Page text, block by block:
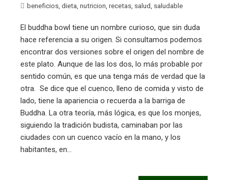
beneficios, dieta, nutricion, recetas, salud, saludable
El buddha bowl tiene un nombre curioso, que sin duda
hace referencia a su origen. Si consultamos podemos
encontrar dos versiones sobre el origen del nombre de
este plato. Aunque de las los dos, lo más probable por
sentido común, es que una tenga más de verdad que la
otra. Se dice que el cuenco, lleno de comida y visto de
lado, tiene la apariencia o recuerda a la barriga de
Buddha. La otra teoría, más lógica, es que los monjes,
siguiendo la tradición budista, caminaban por las
ciudades con un cuenco vacío en la mano, y los
habitantes, en…